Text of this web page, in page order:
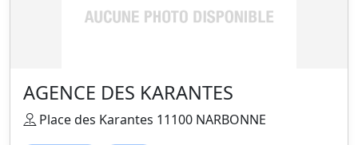
AGENCE DES KARANTES
Place des Karantes 11100 NARBONNE